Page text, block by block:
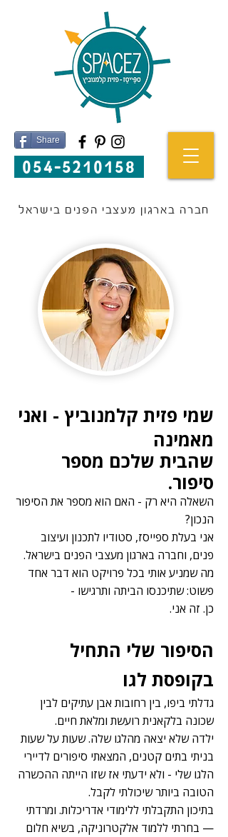
Share
חברה בארגון מעצבי הפנים בישראל
שמי פזית קלמנוביץ - ואני
מאמינה
שהבית שלכם מספר
סיפור.
השאלה היא רק - האם הוא מספר את הסיפור
הנכון?
אני בעלת ספייסז, סטודיו לתכנון ועיצוב
פנים, וחברה בארגון מעצבי הפנים בישראל.
מה שמניע אותי בכל פרויקט הוא דבר אחד
פשוט: שתיכנסו הביתה ותרגישו -
כן. זה אני.
הסיפור שלי התחיל
בקופסת לגו
גדלתי ביפו, בין רחובות אבן עתיקים לבין
שכונה בלקאנית רועשת ומלאת חיים.
ילדה שלא יצאה מהלגו שלה. שעות על שעות
בניתי בתים קטנים, המצאתי סיפורים לדיירי
הלגו שלי - ולא ידעתי אז שזו הייתה ההכשרה
הטובה ביותר שיכולתי לקבל.
בתיכון התקבלתי ללימודי אדריכלות. ומרדתי
— בחרתי ללמוד אלקטרוניקה, בשיא חלום